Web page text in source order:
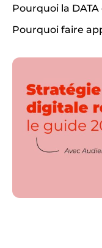
Pourquoi la
Pourquoi faire